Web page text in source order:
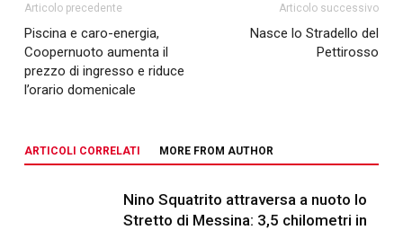
Articolo precedente
Piscina e caro-energia,
Coopernuoto aumenta il
prezzo di ingresso e riduce
l’orario domenicale
Articolo successivo
Nasce lo Stradello del
Pettirosso
ARTICOLI CORRELATI MORE FROM AUTHOR
Nino Squatrito attraversa a nuoto lo
Stretto di Messina: 3,5 chilometri in